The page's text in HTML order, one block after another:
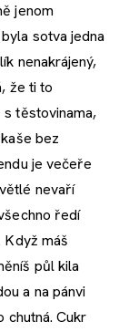
jenom
sotva jedna
nenakrájený,
že ti to
s těstovinama,
bez
je večeře
nevaří
ředí
Když máš
půl kila
a na pánvi
chutná. Cukr